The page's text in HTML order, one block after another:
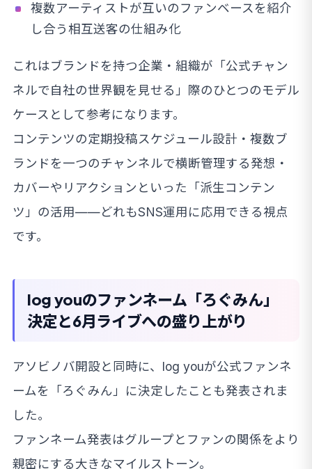
複数アーティストが互いのファンベースを紹介
し合う相互送客の仕組み化
これはブランドを持つ企業・組織が「公式チャン
ネルで自社の世界観を見せる」際のひとつのモデル
ケースとして参考になります。
コンテンツの定期投稿スケジュール設計・複数ブ
ランドを一つのチャンネルで横断管理する発想・
カバーやリアクションといった「派生コンテン
ツ」の活用——どれもSNS運用に応用できる視点
です。
log youのファンネーム「ろぐみん」
決定と6月ライブへの盛り上がり
アソビノバ開設と同時に、log youが公式ファンネ
ームを「ろぐみん」に決定したことも発表されま
した。
ファンネーム発表はグループとファンの関係をより
親密にする大きなマイルストーン。